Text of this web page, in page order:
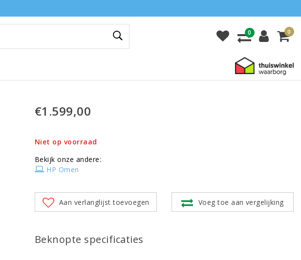
0 0
€1.599,00
Niet op voorraad
Bekijk onze andere:
HP Omen
Aan verlanglijst toevoegen Voeg toe aan vergelijking
Beknopte specificaties